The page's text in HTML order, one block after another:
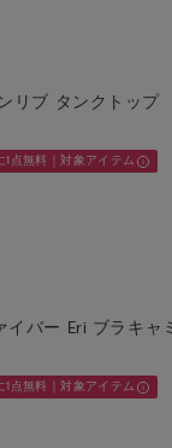
リブ タンクトップ
点無料｜対象アイテム
イバー Eri ブラキャ
点無料｜対象アイテム